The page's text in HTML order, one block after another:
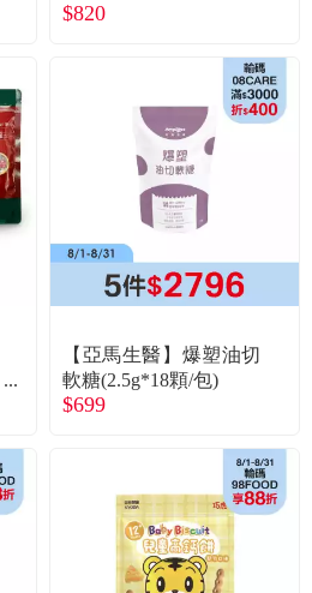
直送
$820
【亞馬生醫】爆塑油切
軟糖(2.5g*18顆/包)
$699